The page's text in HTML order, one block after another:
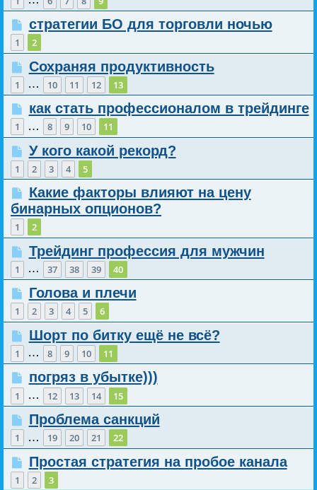
стратегии БО для торговли ночью
1 2
Сохраняя продуктивность
1 … 10 11 12 13
как стать профессионалом в трейдинге
1 … 8 9 10 11
У кого какой рекорд?
1 2 3 4 5
Какие факторы влияют на цену
бинарных опционов?
1 2
Трейдинг профессия для мужчин
1 … 37 38 39 40
Голова и плечи
1 2 3 4 5 6
Шорт по битку ещё не всё?
1 … 8 9 10 11
погряз в убытке)))
1 … 12 13 14 15
Проблема санкций
1 … 19 20 21 22
Простая стратегия на пробое канала
1 2 3